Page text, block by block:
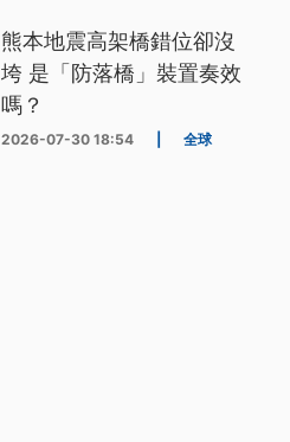
熊本地震高架橋錯位卻沒
垮 是「防落橋」裝置奏效
嗎？
2026-07-30 18:54 全球